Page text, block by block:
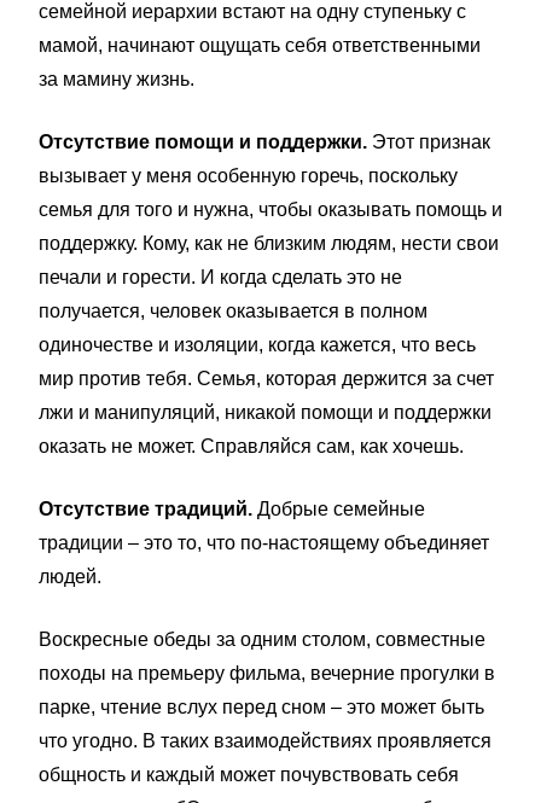
семейной иерархии встают на одну ступеньку с
мамой, начинают ощущать себя ответственными
за мамину жизнь.
Отсутствие помощи и поддержки. Этот признак
вызывает у меня особенную горечь, поскольку
семья для того и нужна, чтобы оказывать помощь и
поддержку. Кому, как не близким людям, нести свои
печали и горести. И когда сделать это не
получается, человек оказывается в полном
одиночестве и изоляции, когда кажется, что весь
мир против тебя. Семья, которая держится за счет
лжи и манипуляций, никакой помощи и поддержки
оказать не может. Справляйся сам, как хочешь.
Отсутствие традиций. Добрые семейные
традиции – это то, что по-настоящему объединяет
людей.
Воскресные обеды за одним столом, совместные
походы на премьеру фильма, вечерние прогулки в
парке, чтение вслух перед сном – это может быть
что угодно. В таких взаимодействиях проявляется
общность и каждый может почувствовать себя